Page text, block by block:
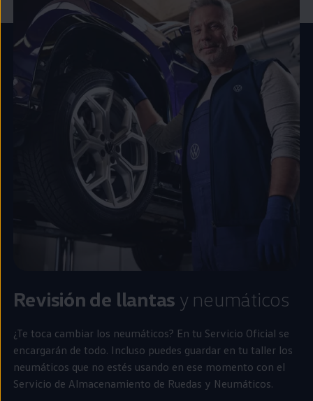
Revisión de llantas y neumáticos
¿Te toca cambiar los neumáticos? En tu Servicio Oficial se
encargarán de todo. Incluso puedes guardar en tu taller los
neumáticos que no estés usando en ese momento con el
Servicio de Almacenamiento de Ruedas y Neumáticos.